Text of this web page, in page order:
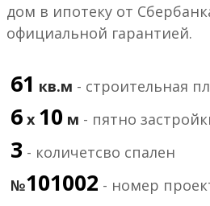
дом в ипотеку от
официальной гарантией.
61 кв.м - строительная
6 х 10 м - пятно
3 - количетсво спален
№101002 - номер